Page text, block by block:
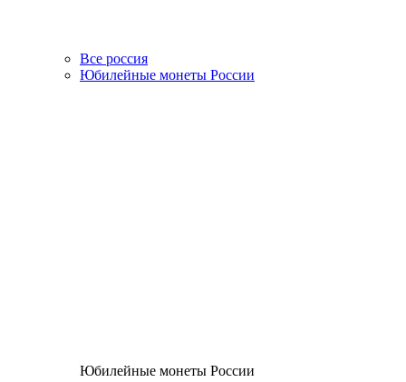
Все россия
Юбилейные монеты России
Юбилейные монеты России